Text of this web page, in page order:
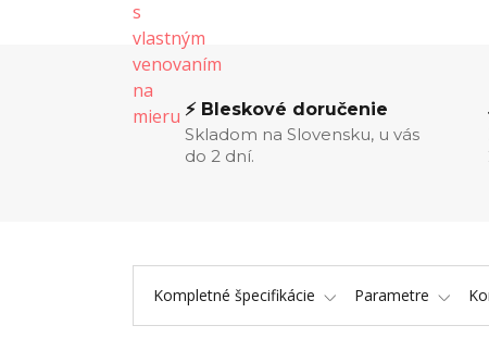
⚡ Bleskové doručenie
Skladom na Slovensku, u vás
do 2 dní.
Kompletné špecifikácie Parametre